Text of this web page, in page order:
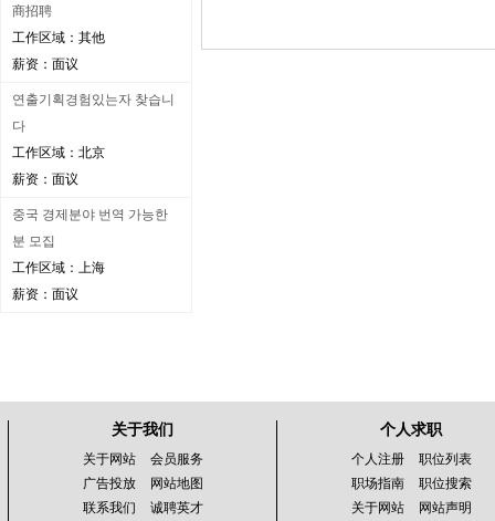
商招聘
工作区域：其他
薪资：面议
연출기획경험있는자 찾습니
다
工作区域：北京
薪资：面议
중국 경제분야 번역 가능한
분 모집
工作区域：上海
薪资：面议
关于我们
关于网站
会员服务
广告投放
网站地图
联系我们
诚聘英才
个人求职
个人注册
职位列表
职场指南
职位搜索
关于网站
网站声明